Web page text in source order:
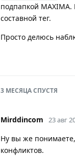
подпапкой MAXIMA.
составной тег.
Просто делюсь
3 МЕСЯЦАСПУСТЯ
Mirddincom 23 авг
Ну вы же
конфликтов.